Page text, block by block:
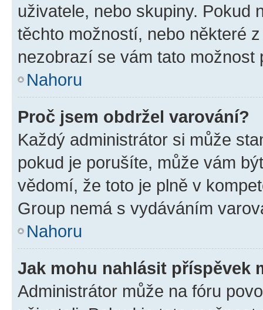
uživatele, nebo skupiny. Pokud
těchto možností, nebo některé
nezobrazí se vám tato
Nahoru
Proč jsem obdržel varování?
Každý administrátor si může
pokud je porušíte, může vám
vědomí, že toto je plně v
Group nemá s vydáváním
Nahoru
Jak mohu nahlásit příspěvek
Administrátor může na fóru